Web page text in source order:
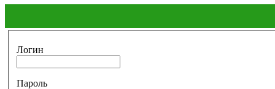
Логин
Пароль